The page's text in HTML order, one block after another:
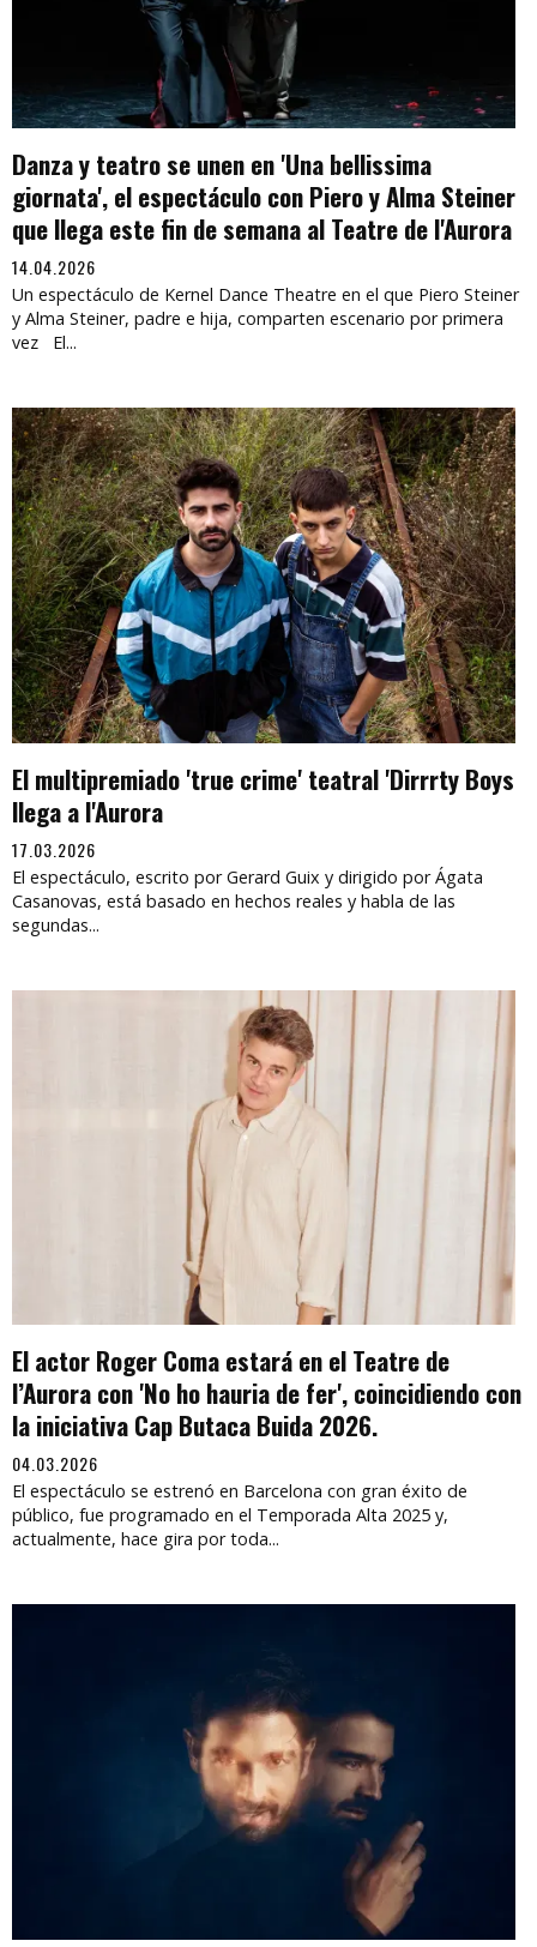
Danza y teatro se unen en 'Una bellissima
giornata', el espectáculo con Piero y Alma Steiner
que llega este fin de semana al Teatre de l'Aurora
14.04.2026
Un espectáculo de Kernel Dance Theatre en el que Piero Steiner
y Alma Steiner, padre e hija, comparten escenario por primera
vez El...
El multipremiado 'true crime' teatral 'Dirrrty Boys
llega a l'Aurora
17.03.2026
El espectáculo, escrito por Gerard Guix y dirigido por Ágata
Casanovas, está basado en hechos reales y habla de las
segundas...
El actor Roger Coma estará en el Teatre de
l’Aurora con 'No ho hauria de fer', coincidiendo con
la iniciativa Cap Butaca Buida 2026.
04.03.2026
El espectáculo se estrenó en Barcelona con gran éxito de
público, fue programado en el Temporada Alta 2025 y,
actualmente, hace gira por toda...